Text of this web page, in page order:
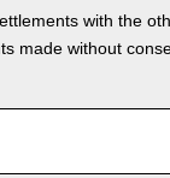
with the
made without